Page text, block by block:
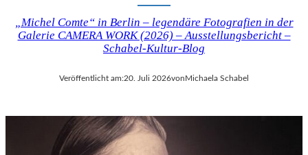
„Michel Comte“ in Berlin – legendäre Fotografien in der
Galerie CAMERA WORK (2026) – Ausstellungsbericht –
Schabel-Kultur-Blog
Veröffentlicht am:20. Juli 2026von Michaela Schabel